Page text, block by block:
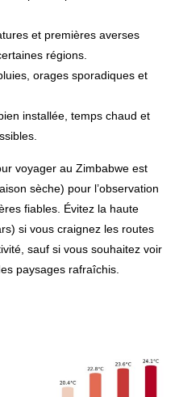
et premières averses
régions.
orages sporadiques et
installée, temps chaud et
voyager au Zimbabwe est
sèche) pour l’observation
fiables. Évitez la haute
si vous craignez les routes
sauf si vous souhaitez voir
paysages rafraîchis.